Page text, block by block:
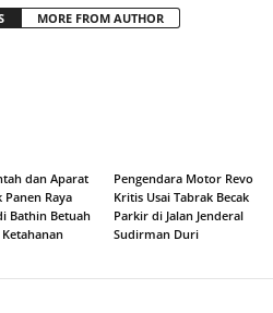
MORE FROM AUTHOR
dan Aparat
Panen Raya
Bathin Betuah
Pengendara Motor Revo
Kritis Usai Tabrak Becak
Parkir di Jalan Jenderal
Sudirman Duri